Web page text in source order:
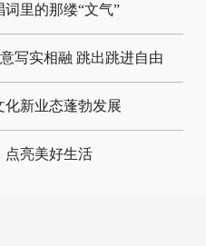
词里的那缕“文气”
写实相融 跳出跳进自由
新业态蓬勃发展
点亮美好生活